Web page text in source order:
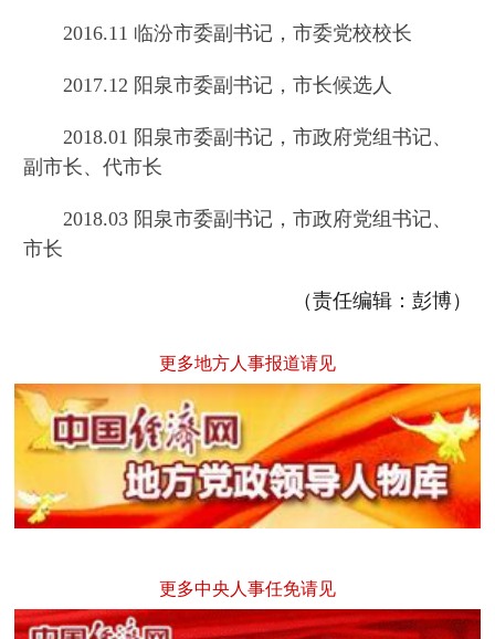
2016.11 临汾市委副书记，市委党校校长
2017.12 阳泉市委副书记，市长候选人
2018.01 阳泉市委副书记，市政府党组书记、
副市长、代市长
2018.03 阳泉市委副书记，市政府党组书记、
市长
（责任编辑：彭博）
更多地方人事报道请见
更多中央人事任免请见